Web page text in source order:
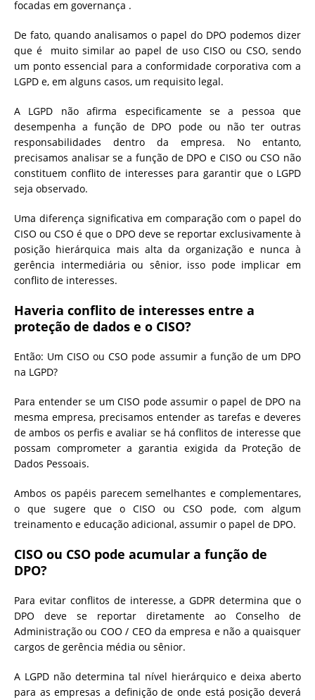
focadas em governança .
De fato, quando analisamos o papel do DPO podemos dizer
que é muito similar ao papel de uso CISO ou CSO, sendo
um ponto essencial para a conformidade corporativa com a
LGPD e, em alguns casos, um requisito legal.
A LGPD não afirma especificamente se a pessoa que
desempenha a função de DPO pode ou não ter outras
responsabilidades dentro da empresa. No entanto,
precisamos analisar se a função de DPO e CISO ou CSO não
constituem conflito de interesses para garantir que o LGPD
seja observado.
Uma diferença significativa em comparação com o papel do
CISO ou CSO é que o DPO deve se reportar exclusivamente à
posição hierárquica mais alta da organização e nunca à
gerência intermediária ou sênior, isso pode implicar em
conflito de interesses.
Haveria conflito de interesses entre a
proteção de dados e o CISO?
Então: Um CISO ou CSO pode assumir a função de um DPO
na LGPD?
Para entender se um CISO pode assumir o papel de DPO na
mesma empresa, precisamos entender as tarefas e deveres
de ambos os perfis e avaliar se há conflitos de interesse que
possam comprometer a garantia exigida da Proteção de
Dados Pessoais.
Ambos os papéis parecem semelhantes e complementares,
o que sugere que o CISO ou CSO pode, com algum
treinamento e educação adicional, assumir o papel de DPO.
CISO ou CSO pode acumular a função de
DPO?
Para evitar conflitos de interesse, a GDPR determina que o
DPO deve se reportar diretamente ao Conselho de
Administração ou COO / CEO da empresa e não a quaisquer
cargos de gerência média ou sênior.
A LGPD não determina tal nível hierárquico e deixa aberto
para as empresas a definição de onde está posição deverá